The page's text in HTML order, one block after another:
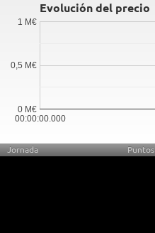
Evolución del precio
00:00:00.000
0 M€
0,5 M€
1 M€
Jornada Puntos